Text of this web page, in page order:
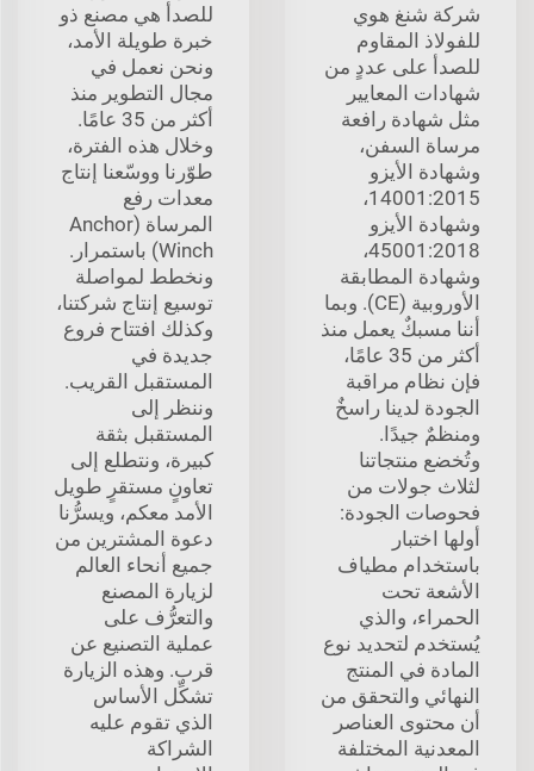
شركة شنغ هوي
للفولاذ المقاوم
للصدأ على عددٍ من
شهادات المعايير
مثل شهادة رافعة
مرساة السفن،
وشهادة الأيزو
14001:2015،
وشهادة الأيزو
45001:2018،
وشهادة المطابقة
الأوروبية (CE). وبما
أننا مسبكٌ يعمل منذ
أكثر من 35 عامًا،
فإن نظام مراقبة
الجودة لدينا راسخٌ
ومنظمٌ جيدًا.
وتُخضع منتجاتنا
لثلاث جولات من
فحوصات الجودة:
أولها اختبار
باستخدام مطياف
الأشعة تحت
الحمراء، والذي
يُستخدم لتحديد نوع
المادة في المنتج
النهائي والتحقق من
أن محتوى العناصر
المعدنية المختلفة
للصدأ هي مصنع ذو
خبرة طويلة الأمد،
ونحن نعمل في
مجال التطوير منذ
أكثر من 35 عامًا.
وخلال هذه الفترة،
طوّرنا ووسّعنا إنتاج
معدات رفع
المرساة (Anchor
Winch) باستمرار.
ونخطط لمواصلة
توسيع إنتاج شركتنا،
وكذلك افتتاح فروع
جديدة في
المستقبل القريب.
وننظر إلى
المستقبل بثقة
كبيرة، ونتطلع إلى
تعاونٍ مستقرٍ طويل
الأمد معكم، ويسرُّنا
دعوة المشترين من
جميع أنحاء العالم
لزيارة المصنع
والتعرُّف على
عملية التصنيع عن
قرب. وهذه الزيارة
تشكِّل الأساس
الذي تقوم عليه
الشراكة